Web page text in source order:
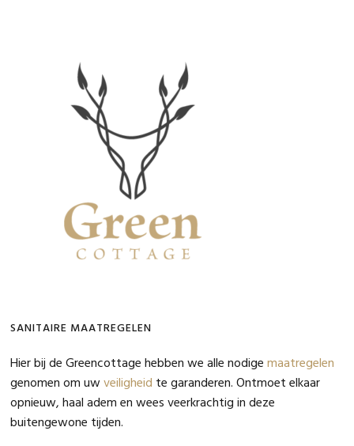
Primaire
Sidebar
SANITAIRE MAATREGELEN
Hier bij de Greencottage hebben we alle nodigemaatregelen
genomen om uwveiligheid te garanderen. Ontmoet elkaar
opnieuw, haal adem en wees veerkrachtig in deze
buitengewone tijden.